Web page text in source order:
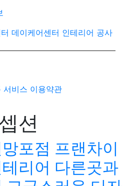
데이케어센터 인테리어 공사
서비스 이용약관
션
포점 프랜차이
리어 다른곳과